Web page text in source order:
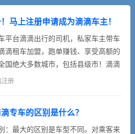
马上注册申请成为滴滴车主！
平台滴滴出行的司机，私家车主带车
滴租车加盟，跑单赚钱、享受高额的
国绝大多数城市，包括县级市！滴滴
保底奖，新司机跑满5单，额外奖励
创业！加盟滴滴快车的条件1、拥有
注册
专车的区别是什么？
：最大的区别是车型不同。对乘客来